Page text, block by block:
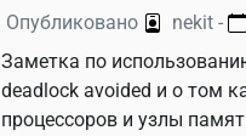
Опубликовано nekit -
Заметка по
deadlock avoided и о том
процессоров и узлы